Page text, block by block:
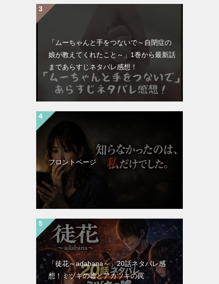
「ムーちゃんと手をつないで～自閉症の
娘が教えてくれたこと～」1巻から最新話
まであらすじネタバレ感想！
フロントページ
「徒花～adabana～」20話ネタバレ感
想！ミヅキの嘘とアカツキの罠